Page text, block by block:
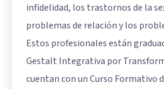
infidelidad, los trastornos de la
problemas de relación y los
Estos profesionales están
Gestalt Integrativa por
cuentan con un Curso Formativo